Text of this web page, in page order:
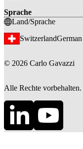
Sprache
Land/Sprache
SwitzerlandGerman
© 2026 Carlo Gavazzi
Alle Rechte vorbehalten.